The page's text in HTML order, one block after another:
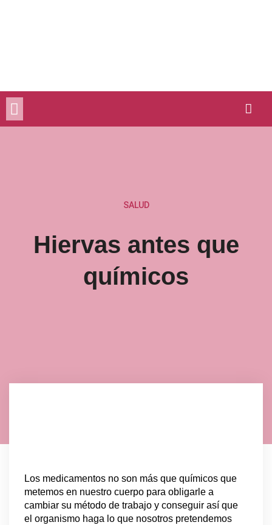
SALUD
Hiervas antes que
químicos
Los medicamentos no son más que químicos que
metemos en nuestro cuerpo para obligarle a
cambiar su método de trabajo y conseguir así que
el organismo haga lo que nosotros pretendemos